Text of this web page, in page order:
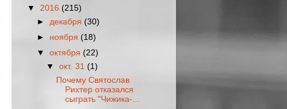
▼ 2016 (215)
► декабря (30)
► ноября (18)
▼ октября (22)
▼ окт. 31 (1)
Почему Святослав
Рихтер отказался
сыграть "Чижика-...